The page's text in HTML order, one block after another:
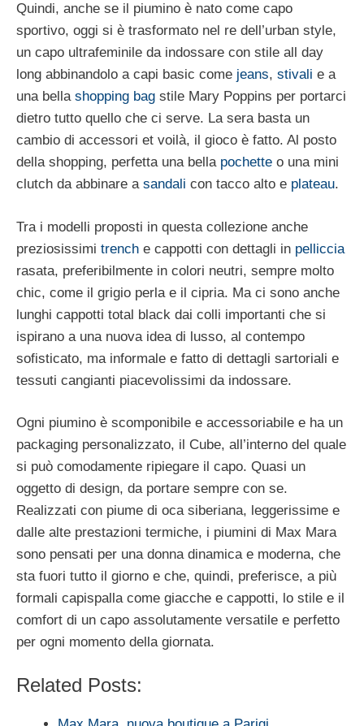
Quindi, anche se il piumino è nato come capo
sportivo, oggi si è trasformato nel re dell’urban style,
un capo ultrafeminile da indossare con stile all day
long abbinandolo a capi basic come jeans, stivali e a
una bella shopping bag stile Mary Poppins per portarci
dietro tutto quello che ci serve. La sera basta un
cambio di accessori et voilà, il gioco è fatto. Al posto
della shopping, perfetta una bella pochette o una mini
clutch da abbinare a sandali con tacco alto e plateau.
Tra i modelli proposti in questa collezione anche
preziosissimi trench e cappotti con dettagli in pelliccia
rasata, preferibilmente in colori neutri, sempre molto
chic, come il grigio perla e il cipria. Ma ci sono anche
lunghi cappotti total black dai colli importanti che si
ispirano a una nuova idea di lusso, al contempo
sofisticato, ma informale e fatto di dettagli sartoriali e
tessuti cangianti piacevolissimi da indossare.
Ogni piumino è scomponibile e accessoriabile e ha un
packaging personalizzato, il Cube, all’interno del quale
si può comodamente ripiegare il capo. Quasi un
oggetto di design, da portare sempre con se.
Realizzati con piume di oca siberiana, leggerissime e
dalle alte prestazioni termiche, i piumini di Max Mara
sono pensati per una donna dinamica e moderna, che
sta fuori tutto il giorno e che, quindi, preferisce, a più
formali capispalla come giacche e cappotti, lo stile e il
comfort di un capo assolutamente versatile e perfetto
per ogni momento della giornata.
Related Posts: